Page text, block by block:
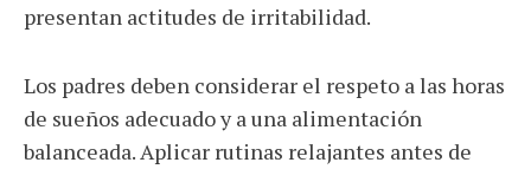
presentan actitudes de irritabilidad.
Los padres deben considerar el respeto a las horas
de sueños adecuado y a una alimentación
balanceada. Aplicar rutinas relajantes antes de